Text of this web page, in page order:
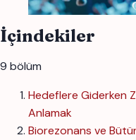
İçindekiler
9 bölüm
Hedeflere Giderken
Anlamak
Biorezonans ve